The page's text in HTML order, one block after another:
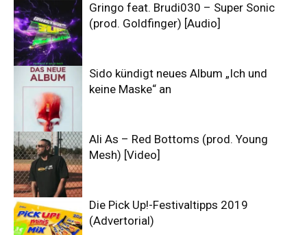
Gringo feat. Brudi030 – Super Sonic
(prod. Goldfinger) [Audio]
Sido kündigt neues Album „Ich und
keine Maske“ an
Ali As – Red Bottoms (prod. Young
Mesh) [Video]
Die Pick Up!-Festivaltipps 2019
(Advertorial)